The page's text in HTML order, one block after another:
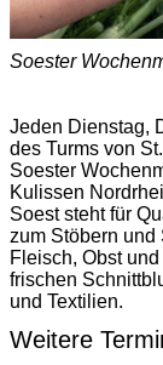
Soester
Jeden Dienstag,
des Turms von
Soester
Kulissen
Soest steht für
zum Stöbern und
Fleisch, Obst
frischen
und Textilien.
Weitere